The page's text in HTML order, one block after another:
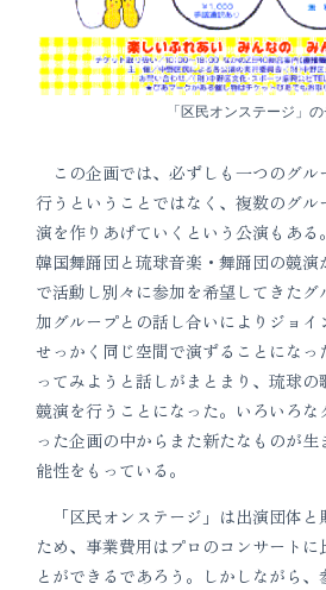
「区民オンステージ」
この企画では、必ずしも一つのグル
行うということではなく、複数のグ
演を作りあげていくという公演もあ
韓国舞踊団と琉球音楽・舞踊団の競
で活動し別々に参加を希望してきた
加グループとの話し合いによりジョイ
せっかく同じ空間で演ずることにな
ってみようと話しがまとまり、琉球
競演を行うことになった。いろいろな
った企画の中からまた新たなものが
能性をもっている。
「区民オンステージ」は出演団体と
ため、事業費用はプロのコンサートに
とができるであろう。しかしながら